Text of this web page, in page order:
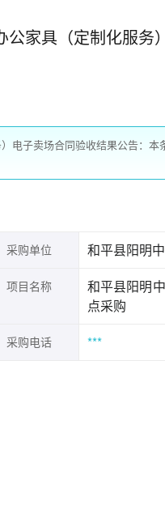
公家具（定制化服务
电子卖场合同验收结果公告：
采购单位 和平县阳明
项目名称
和平县阳明
点采购
采购电话 ***